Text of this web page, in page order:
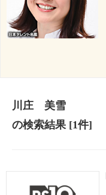
川庄 美雪
の検索結果[1件]